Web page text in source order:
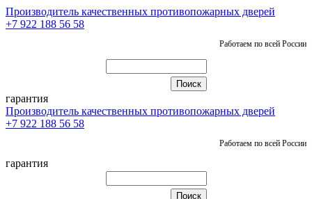
Производитель качественных противопожарных дверей
+7 922 188 56 58
Работаем по всей России
гарантия
Производитель качественных противопожарных дверей
+7 922 188 56 58
Работаем по всей России
гарантия